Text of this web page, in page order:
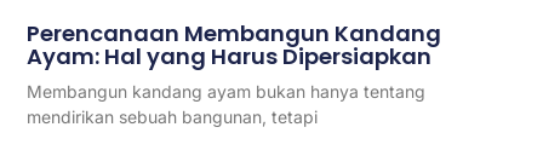
Perencanaan Membangun Kandang
Ayam: Hal yang Harus Dipersiapkan
Membangun kandang ayam bukan hanya tentang
mendirikan sebuah bangunan, tetapi